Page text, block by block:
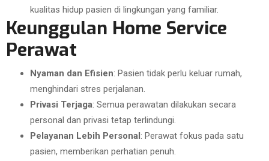
kualitas hidup pasien di lingkungan yang familiar.
Keunggulan Home Service
Perawat
Nyaman dan Efisien: Pasien tidak perlu keluar rumah,
menghindari stres perjalanan.
Privasi Terjaga: Semua perawatan dilakukan secara
personal dan privasi tetap terlindungi.
Pelayanan Lebih Personal: Perawat fokus pada satu
pasien, memberikan perhatian penuh.